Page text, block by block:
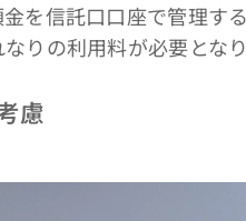
を信託口口座で管理す
りの利用料が必要となり
慮